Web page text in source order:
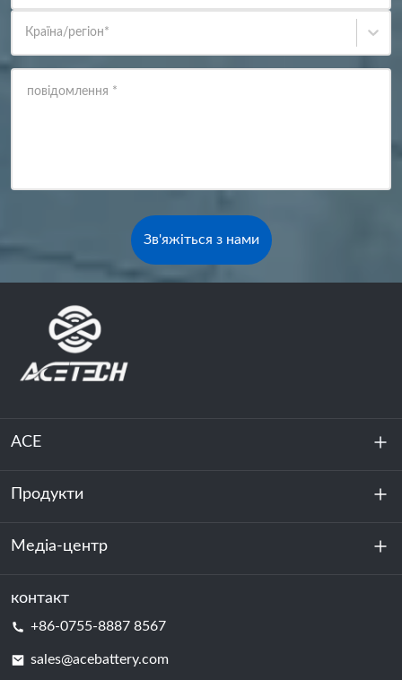
Країна/регіон*
повідомлення *
Зв'яжіться з нами
ACE
Про нас
Стійкість
Продукти
Зберігання енергії
Центр обробки даних та серверна кімната
Медіа-центр
Новини
контакт
+86-0755-8887 8567
sales@acebattery.com